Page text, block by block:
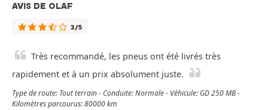
AVIS DE OLAF
3/5
Très recommandé, les pneus ont été livrés très
rapidement et à un prix absolument juste.
Type de route: Tout terrain - Conduite: Normale - Véhicule: GD 250 MB -
Kilomètres parcourus: 80000 km